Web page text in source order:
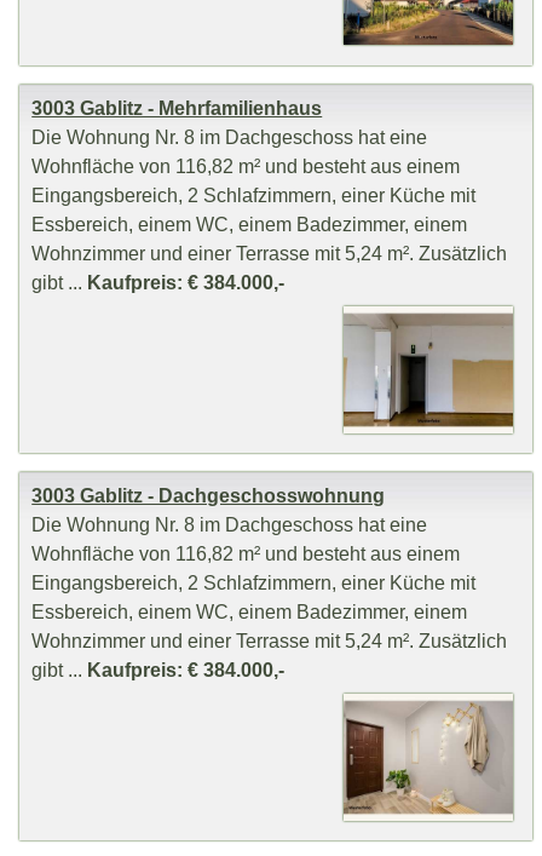
3003 Gablitz - Mehrfamilienhaus
Die Wohnung Nr. 8 im Dachgeschoss hat eine
Wohnfläche von 116,82 m² und besteht aus einem
Eingangsbereich, 2 Schlafzimmern, einer Küche mit
Essbereich, einem WC, einem Badezimmer, einem
Wohnzimmer und einer Terrasse mit 5,24 m². Zusätzlich
gibt ... Kaufpreis: € 384.000,-
3003 Gablitz - Dachgeschosswohnung
Die Wohnung Nr. 8 im Dachgeschoss hat eine
Wohnfläche von 116,82 m² und besteht aus einem
Eingangsbereich, 2 Schlafzimmern, einer Küche mit
Essbereich, einem WC, einem Badezimmer, einem
Wohnzimmer und einer Terrasse mit 5,24 m². Zusätzlich
gibt ... Kaufpreis: € 384.000,-